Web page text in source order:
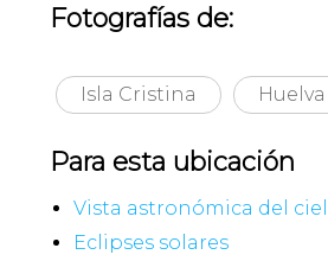
Fotografías de:
Isla Cristina Huelva
Para esta ubicación
Vista astronómica del
Eclipses solares